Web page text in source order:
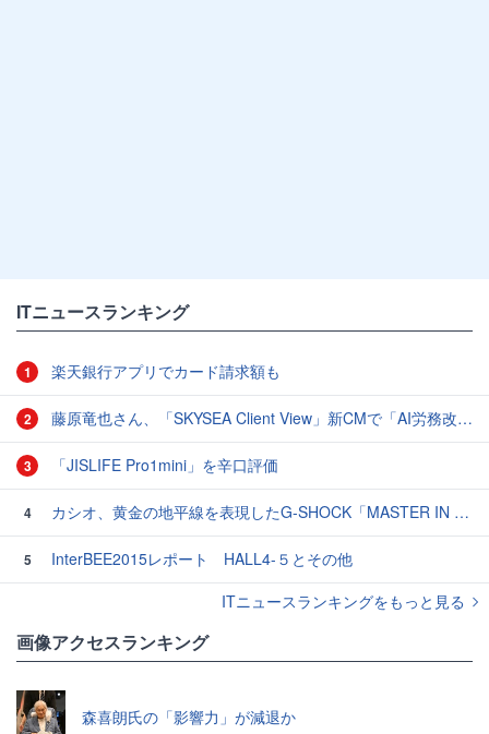
ITニュースランキング
1 楽天銀行アプリでカード請求額も
2 藤原竜也さん、「SKYSEA Client View」新CMで「AI労務改善」をアピール 働き方をAIが分析したら「すぐに休んで」と言われる？
3 「JISLIFE Pro1mini」を辛口評価
4 カシオ、黄金の地平線を表現したG-SHOCK「MASTER IN HORIZON GOLD」3モデル
5
InterBEE2015レポート HALL4-５とその他
ITニュースランキングをもっと見る
画像アクセスランキング
森喜朗氏の「影響力」が減退か